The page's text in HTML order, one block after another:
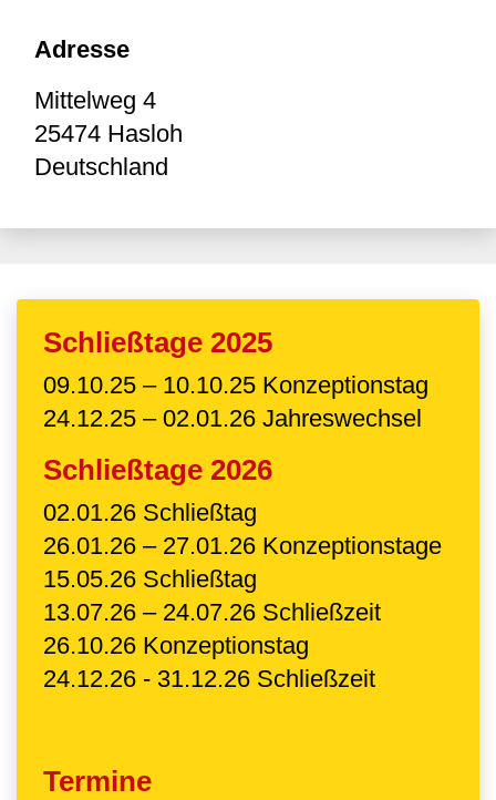
Adresse
Mittelweg 4
25474 Hasloh
Deutschland
Schließtage 2025
09.10.25 – 10.10.25 Konzeptionstag
24.12.25 – 02.01.26 Jahreswechsel
Schließtage 2026
02.01.26 Schließtag
26.01.26 – 27.01.26 Konzeptionstage
15.05.26 Schließtag
13.07.26 – 24.07.26 Schließzeit
26.10.26 Konzeptionstag
24.12.26 - 31.12.26 Schließzeit
Termine